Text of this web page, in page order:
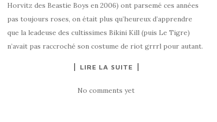
Horvitz des Beastie Boys en 2006) ont parsemé ces années
pas toujours roses, on était plus qu’heureux d’apprendre
que la leadeuse des cultissimes Bikini Kill (puis Le Tigre)
n’avait pas raccroché son costume de riot grrrl pour autant.
LIRE LA SUITE
No comments yet